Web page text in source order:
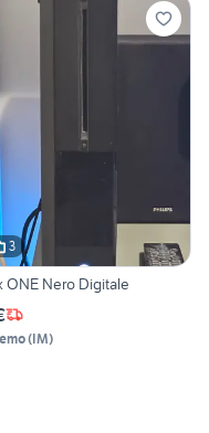
3
ONE Nero Digitale
(IM)